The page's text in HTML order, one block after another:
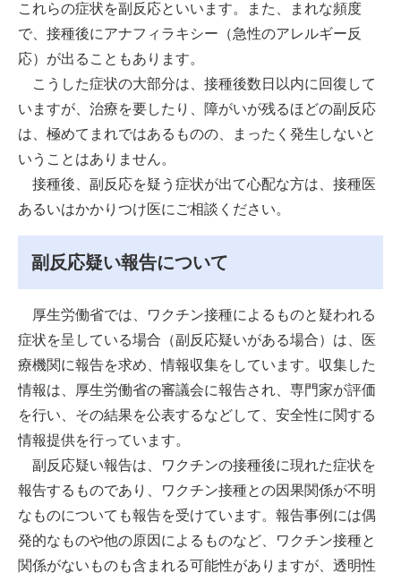
これらの症状を副反応といいます。また、まれな頻度
で、接種後にアナフィラキシー（急性のアレルギー反
応）が出ることもあります。
こうした症状の大部分は、接種後数日以内に回復して
いますが、治療を要したり、障がいが残るほどの副反応
は、極めてまれではあるものの、まったく発生しないと
いうことはありません。
接種後、副反応を疑う症状が出て心配な方は、接種医
あるいはかかりつけ医にご相談ください。
副反応疑い報告について
厚生労働省では、ワクチン接種によるものと疑われる
症状を呈している場合（副反応疑いがある場合）は、医
療機関に報告を求め、情報収集をしています。収集した
情報は、厚生労働省の審議会に報告され、専門家が評価
を行い、その結果を公表するなどして、安全性に関する
情報提供を行っています。
副反応疑い報告は、ワクチンの接種後に現れた症状を
報告するものであり、ワクチン接種との因果関係が不明
なものについても報告を受けています。報告事例には偶
発的なものや他の原因によるものなど、ワクチン接種と
関係がないものも含まれる可能性がありますが、透明性